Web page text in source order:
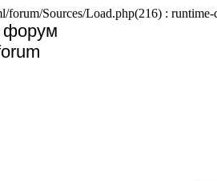
forum/Sources/Load.php(216) :
форум